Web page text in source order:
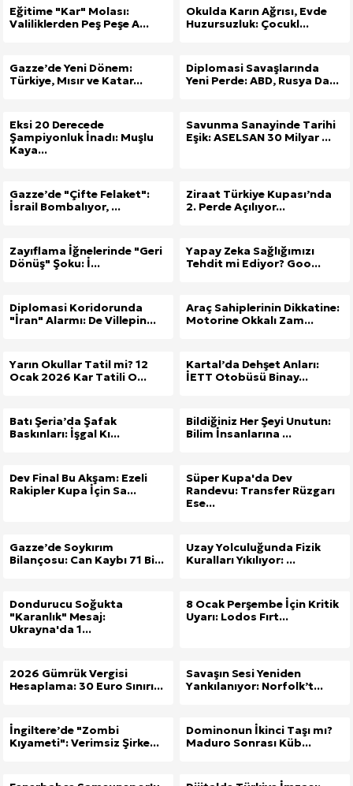
Eğitime "Kar" Molası:
Valiliklerden Peş Peşe A...
Okulda Karın Ağrısı, Evde
Huzursuzluk: Çocukl...
Gazze’de Yeni Dönem:
Türkiye, Mısır ve Katar...
Diplomasi Savaşlarında
Yeni Perde: ABD, Rusya Da...
Eksi 20 Derecede
Şampiyonluk İnadı: Muşlu
Kaya...
Savunma Sanayinde Tarihi
Eşik: ASELSAN 30 Milyar ...
Gazze’de "Çifte Felaket":
İsrail Bombalıyor, ...
Ziraat Türkiye Kupası’nda
2. Perde Açılıyor...
Zayıflama İğnelerinde "Geri
Dönüş" Şoku: İ...
Yapay Zeka Sağlığımızı
Tehdit mi Ediyor? Goo...
Diplomasi Koridorunda
"İran" Alarmı: De Villepin...
Araç Sahiplerinin Dikkatine:
Motorine Okkalı Zam...
Yarın Okullar Tatil mi? 12
Ocak 2026 Kar Tatili O...
Kartal’da Dehşet Anları:
İETT Otobüsü Binay...
Batı Şeria’da Şafak
Baskınları: İşgal Kı...
Bildiğiniz Her Şeyi Unutun:
Bilim İnsanlarına ...
Dev Final Bu Akşam: Ezeli
Rakipler Kupa İçin Sa...
Süper Kupa'da Dev
Randevu: Transfer Rüzgarı
Ese...
Gazze’de Soykırım
Bilançosu: Can Kaybı 71 Bi...
Uzay Yolculuğunda Fizik
Kuralları Yıkılıyor: ...
Dondurucu Soğukta
"Karanlık" Mesaj:
Ukrayna'da 1...
8 Ocak Perşembe İçin Kritik
Uyarı: Lodos Fırt...
2026 Gümrük Vergisi
Hesaplama: 30 Euro Sınırı...
Savaşın Sesi Yeniden
Yankılanıyor: Norfolk’t...
İngiltere’de "Zombi
Kıyameti": Verimsiz Şirke...
Dominonun İkinci Taşı mı?
Maduro Sonrası Küb...